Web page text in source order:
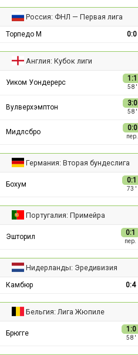
Россия: ФНЛ — Первая лига
Торпедо М 0:0
Англия: Кубок лиги
Уиком Уондерерс 1:1
58 ′
Вулверхэмптон 3:0
58 ′
Мидлсбро 0:0
пер.
Германия: Вторая бундеслига
Бохум 0:1
73 ′
Португалия: Примейра
Эшторил 0:1
пер.
Нидерланды: Эредивизия
Камбюр 0:4
Бельгия: Лига Жюпиле
Брюгге 1:0
58 ′